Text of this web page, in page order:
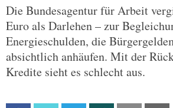
Die Bundesagentur für Arbeit
Euro als Darlehen – zur
Energieschulden, die
absichtlich anhäufen. Mit der
Kredite sieht es schlecht aus.